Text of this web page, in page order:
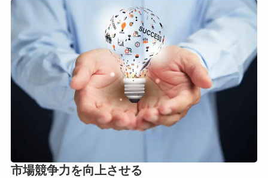
市場競争力を向上させる